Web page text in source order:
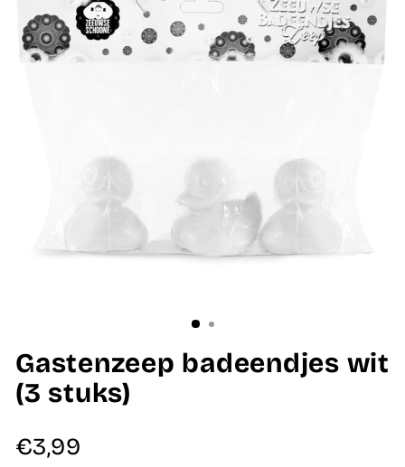
Gastenzeep badeendjes wit
(3 stuks)
Normale
prijs
€3,99